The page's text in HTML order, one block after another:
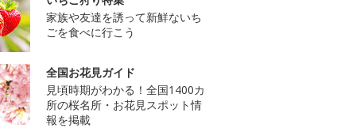
家族や友達を誘って新鮮ないち
ごを食べに行こう
全国お花見ガイド
見頃時期がわかる！全国1400カ
所の桜名所・お花見スポット情
報を掲載